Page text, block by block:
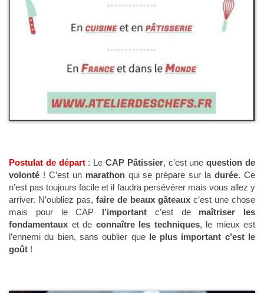
Postulat de départ: LeCAP Pâtissier, c’est une question de
volonté ! C’est un marathonqui se prépare sur ladurée. Ce
n’est pas toujours facile et il faudra persévérer mais vous allez y
arriver. N’oubliez pas, faire de beaux gâteaux c’est une chose
mais pour le CAP l’important c’est demaîtriser les
fondamentaux et de connaître les techniques, le mieux est
l’ennemi du bien, sans oublier que le plus important c’est le
goût !